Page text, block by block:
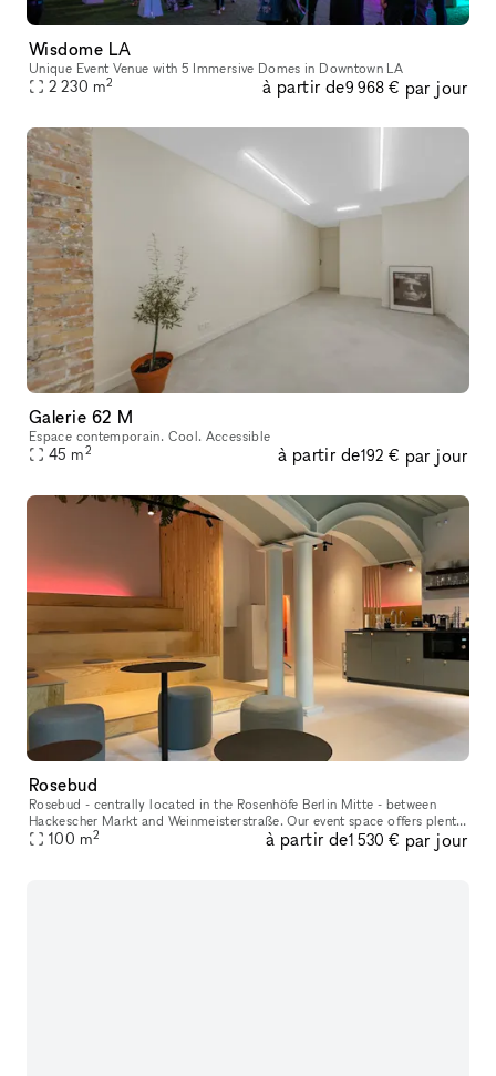
Wisdome LA
Unique Event Venue with 5 Immersive Domes in Downtown LA
2 230 m2 à partir de9 968 € par jour
Galerie 62 M
Espace contemporain. Cool. Accessible
45 m2 à partir de192 € par jour
Rosebud
Rosebud - centrally located in the Rosenhöfe Berlin Mitte - between
Hackescher Markt and Weinmeisterstraße. Our event space offers plenty
of room for many different occasions. We’ve had requests rang
100 m2 à partir de1 530 € par jour